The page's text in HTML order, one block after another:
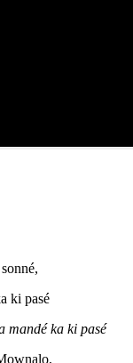
ki pasé
mandé ka ki pasé